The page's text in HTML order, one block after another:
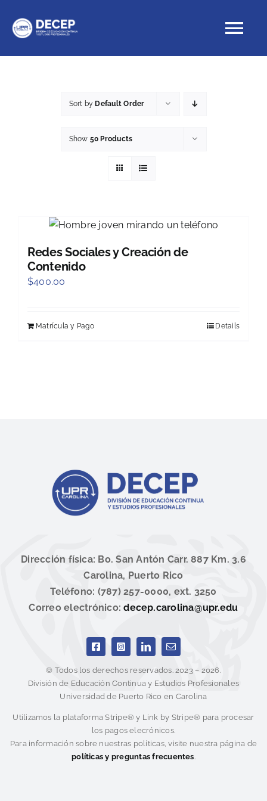
content
Sort by Default Order
Show 50 Products
Redes Sociales y Creación de
Contenido
$400.00
Matrícula y Pago Details
Dirección física: Bo. San Antón Carr. 887 Km. 3.6
Carolina, Puerto Rico
Teléfono: (787) 257-0000, ext. 3250
Correo electrónico:decep.carolina@upr.edu
© Todos los derechos reservados. 2023 – 2026.
División de Educación Continua y Estudios Profesionales
Universidad de Puerto Rico en Carolina
Utilizamos la plataforma Stripe® y Link by Stripe® para procesar
los pagos elecrónicos.
Para información sobre nuestras políticas, visite nuestra página de
políticas y preguntas frecuentes.